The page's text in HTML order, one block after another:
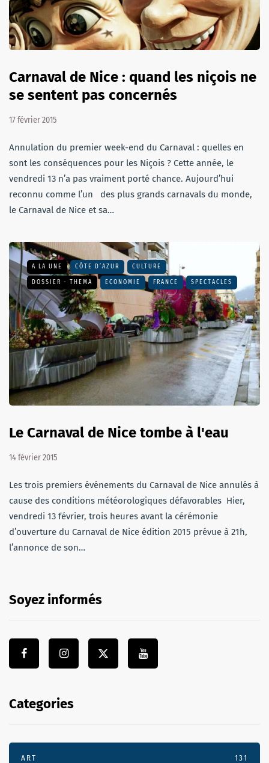
Carnaval de Nice : quand les niçois ne
se sentent pas concernés
17 février 2015
Annulation du premier week-end du Carnaval : quelles en
sont les conséquences pour les Niçois ? Cette année, le
vendredi 13 n’a pas vraiment porté chance. Aujourd’hui
reconnu comme l’un des plus grands carnavals du monde,
le Carnaval de Nice et sa…
A LA UNE CÔTE D’AZUR CULTURE
DOSSIER - THEMA ECONOMIE FRANCE SPECTACLES
Le Carnaval de Nice tombe à l'eau
14 février 2015
Les trois premiers événements du Carnaval de Nice annulés à
cause des conditions météorologiques défavorables Hier,
vendredi 13 février, trois heures avant la cérémonie
d’ouverture du Carnaval de Nice édition 2015 prévue à 21h,
l’annonce de son…
Soyez informés
Categories
ART 131